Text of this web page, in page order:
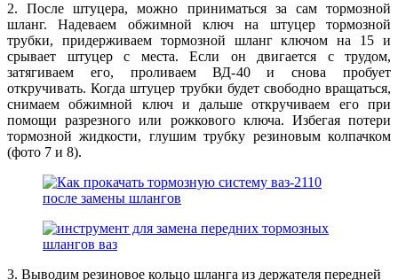
2. После штуцера, можно приниматься за сам тормозной
шланг. Надеваем обжимной ключ на штуцер тормозной
трубки, придерживаем тормозной шланг ключом на 15 и
срывает штуцер с места. Если он двигается с трудом,
затягиваем его, проливаем ВД-40 и снова пробует
откручивать. Когда штуцер трубки будет свободно вращаться,
снимаем обжимной ключ и дальше откручиваем его при
помощи разрезного или рожкового ключа. Избегая потери
тормозной жидкости, глушим трубку резиновым колпачком
(фото 7 и 8).
3. Выводим резиновое кольцо шланга из держателя передней